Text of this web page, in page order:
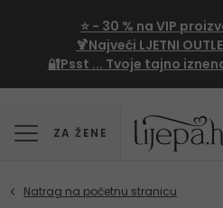
⭐ - 30 % na VIP
🍹Najveći LJETNI
🔐Psst ... Tvoje tajno
ZA ŽENE